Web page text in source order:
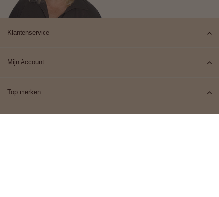
Klantenservice
Mijn Account
Top merken